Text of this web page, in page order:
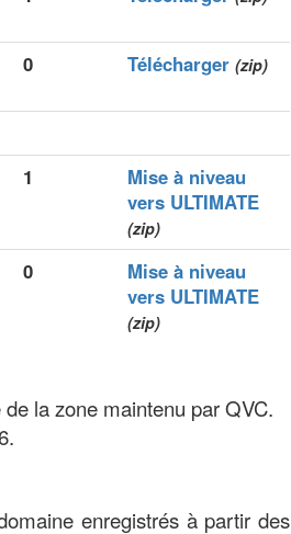
0 Télécharger (zip)
1
Mise à niveau
vers ULTIMATE
(zip)
0
Mise à niveau
vers ULTIMATE
(zip)
la zone maintenu par QVC.
enregistrés à partir des